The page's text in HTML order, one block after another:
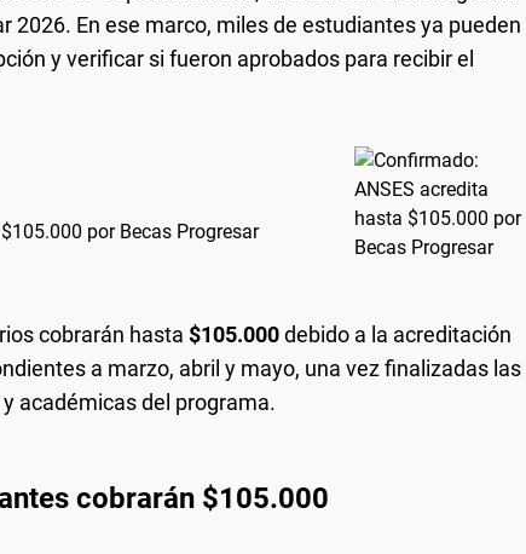
2026. En ese marco, miles de estudiantes ya pueden
y verificar si fueron aprobados para recibir el
por Becas Progresar
cobrarán hasta $105.000debido a la acreditación
a marzo, abril y mayo, una vez finalizadas las
académicas del programa.
cobrarán $105.000